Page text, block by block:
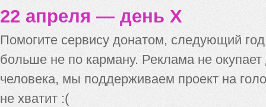
22 апреля — день X
Помогите сервису донатом, следующий
больше не по карману. Реклама не
человека, мы поддерживаем проект на
не хватит :(